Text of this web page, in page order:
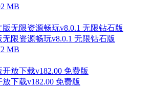
MB
限资源畅玩v8.0.1 无限钻石版
MB
下载v182.00 免费版